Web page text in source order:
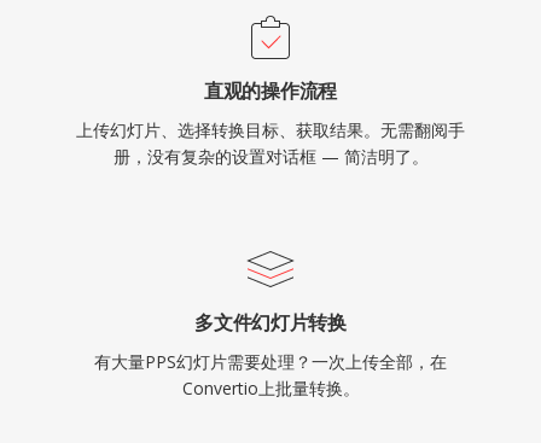
直观的操作流程
上传幻灯片、选择转换目标、获取结果。无需翻阅手
册，没有复杂的设置对话框 — 简洁明了。
多文件幻灯片转换
有大量PPS幻灯片需要处理？一次上传全部，在
Convertio上批量转换。